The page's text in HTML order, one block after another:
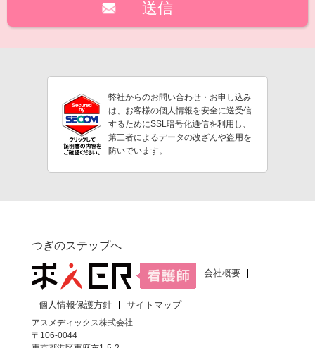
弊社からのお問い合わせ・お申し込み
は、お客様の個人情報を安全に送受信
するためにSSL暗号化通信を利用し、
第三者によるデータの改ざんや盗用を
防いでいます。
つぎのステップへ
会社概要
個人情報保護方針
サイトマップ
アスメディックス株式会社
〒106-0044